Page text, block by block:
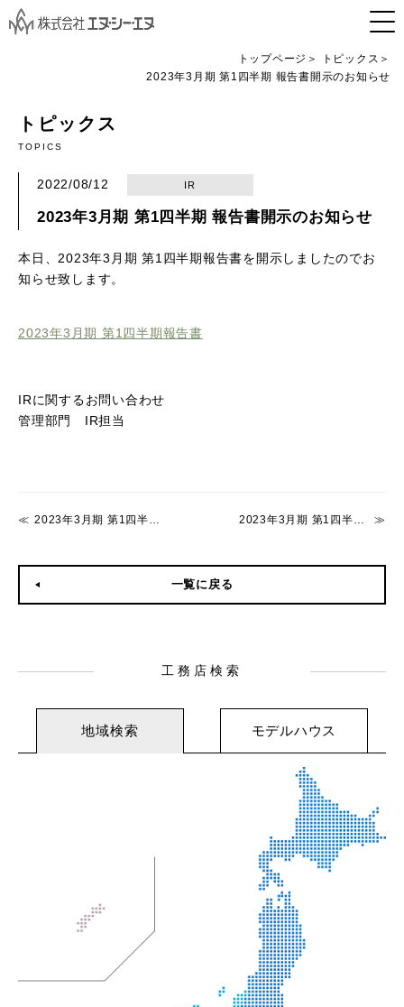
トップページ
トピックス
2023年3月期 第1四半期 報告書開示のお知らせ
トピックス
TOPICS
2022/08/12 IR
2023年3月期 第1四半期 報告書開示のお知らせ
本日、2023年3月期 第1四半期報告書を開示しましたのでお
知らせ致します。
2023年3月期 第1四半期報告書
IRに関するお問い合わせ
管理部門 IR担当
2023年3月期 第1四半期 決算説明会のお知らせ 2023年3月期 第1四半期決算短信〔日本基準〕(連結) 開示のお知らせ
一覧に戻る
工務店検索
地域検索 モデルハウス